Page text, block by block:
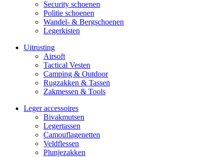
Security schoenen
Politie schoenen
Wandel- & Berg­­schoenen
Legerkisten
Uitrusting
Airsoft
Tactical Ves­ten
Camping & Outdoor
Rugzakken & Tassen
Zakmessen & Tools
Leger accessoires
Bivakmutsen
Legertassen
Camouflage­­netten
Veldflessen
Plunjezakken